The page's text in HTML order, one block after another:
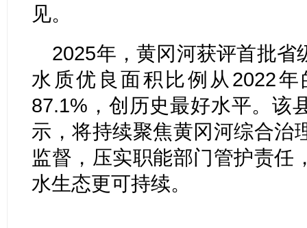
见。
2025年，黄冈河获评首批省
水质优良面积比例从2022
87.1%，创历史最好水平。该
示，将持续聚焦黄冈河综合治
监督，压实职能部门管护责任
水生态更可持续。